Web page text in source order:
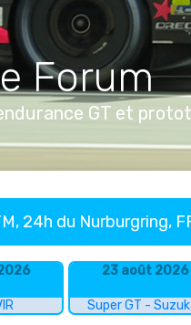
Forum
GT et
24h du Nurburgring,
23 août 2026
Super GT -